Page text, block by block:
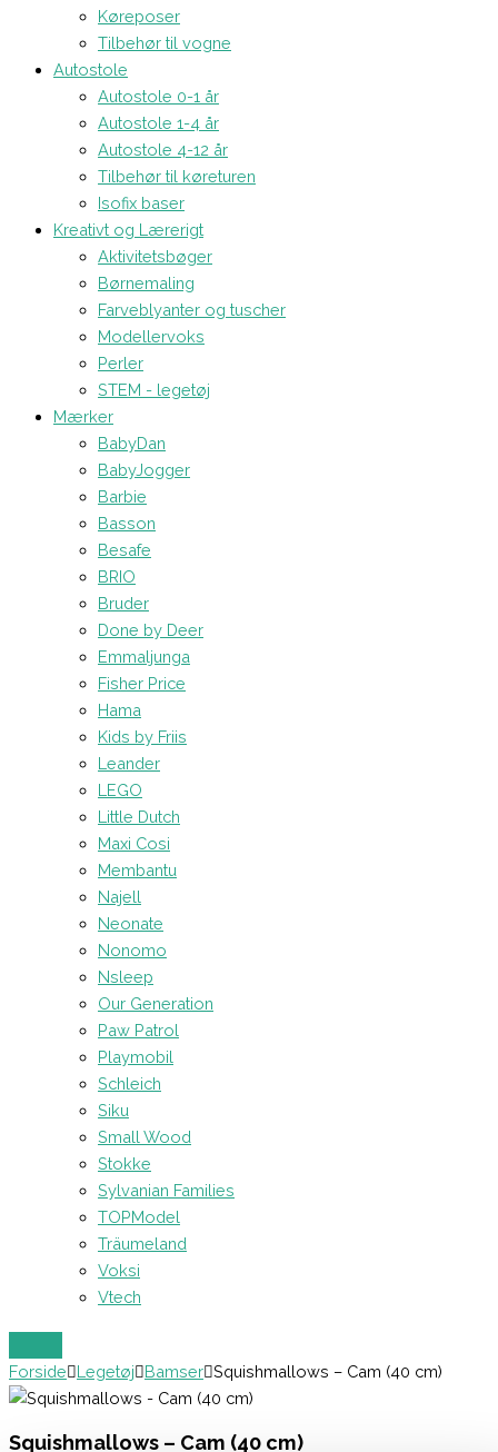
Køreposer
Tilbehør til vogne
Autostole
Autostole 0-1 år
Autostole 1-4 år
Autostole 4-12 år
Tilbehør til køreturen
Isofix baser
Kreativt og Lærerigt
Aktivitetsbøger
Børnemaling
Farveblyanter og tuscher
Modellervoks
Perler
STEM - legetøj
Mærker
BabyDan
BabyJogger
Barbie
Basson
Besafe
BRIO
Bruder
Done by Deer
Emmaljunga
Fisher Price
Hama
Kids by Friis
Leander
LEGO
Little Dutch
Maxi Cosi
Membantu
Najell
Neonate
Nonomo
Nsleep
Our Generation
Paw Patrol
Playmobil
Schleich
Siku
Small Wood
Stokke
Sylvanian Families
TOPModel
Träumeland
Voksi
Vtech
Forside Legetøj Bamser Squishmallows – Cam (40 cm)
Squishmallows – Cam (40 cm)